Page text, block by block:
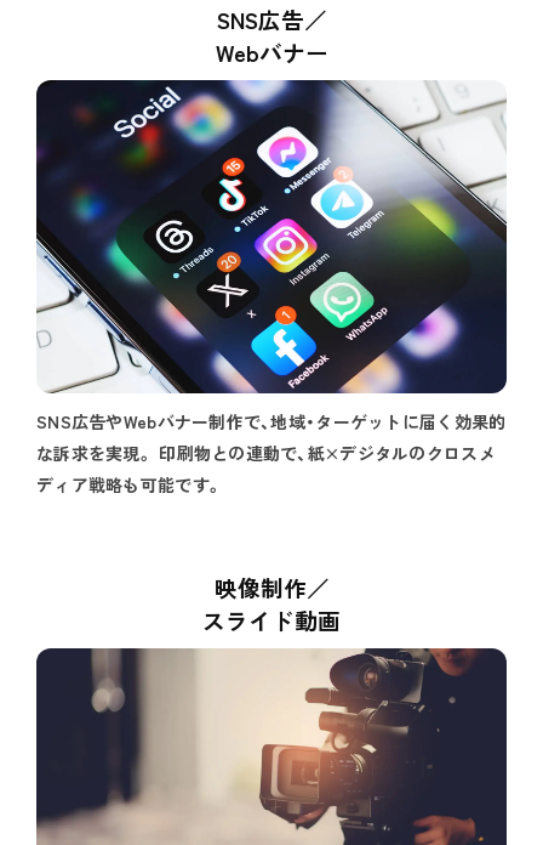
SNS広告／
Webバナー
SNS広告やWebバナー制作で、地域・ターゲットに届く効果的
な訴求を実現。 印刷物との連動で、紙×デジタルのクロスメ
ディア戦略も可能です。
映像制作／
スライド動画